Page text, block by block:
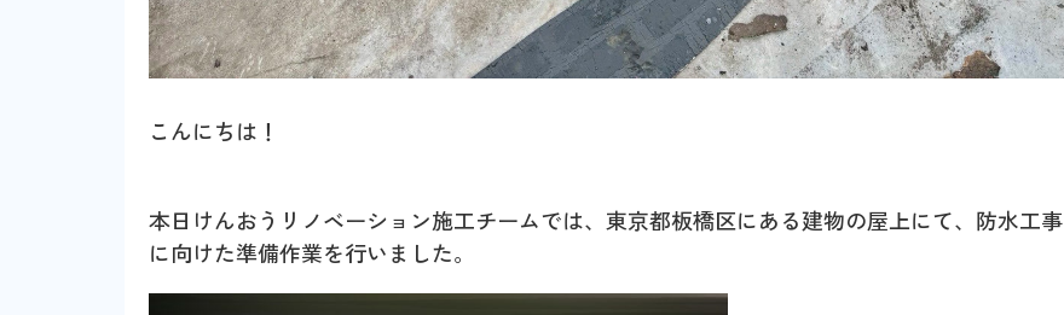
こんにちは！
本日けんおうリノベーション施工チームでは、東京都板橋区にある建物の屋上にて、防水工事
に向けた準備作業を行いました。